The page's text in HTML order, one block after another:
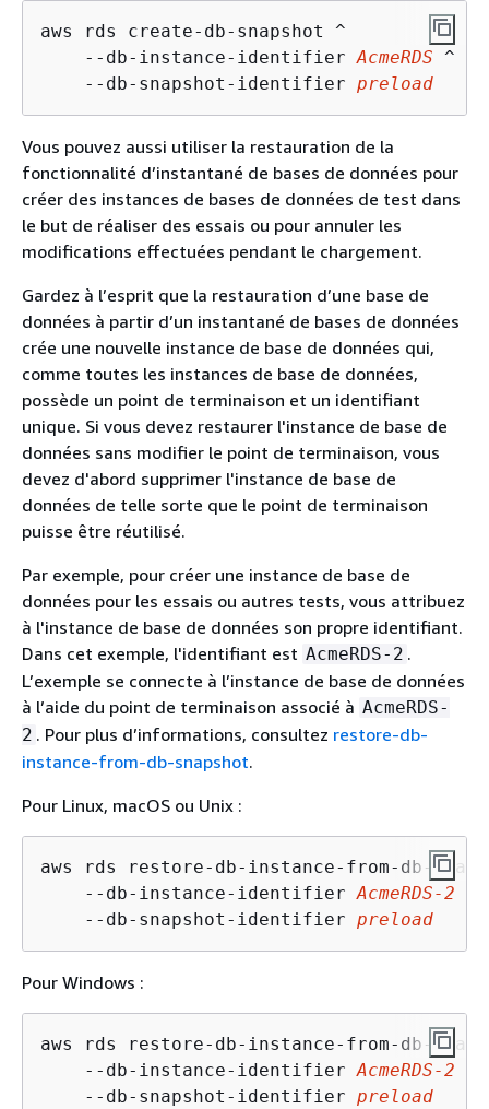
aws rds create-db-snapshot ^
    --db-instance-identifier
AcmeRDS ^
    --db-snapshot-identifier
preload
Vous pouvez aussi utiliser la restauration de la
fonctionnalité d’instantané de bases de données pour
créer des instances de bases de données de test dans
le but de réaliser des essais ou pour annuler les
modifications effectuées pendant le chargement.
Gardez à l’esprit que la restauration d’une base de
données à partir d’un instantané de bases de données
crée une nouvelle instance de base de données qui,
comme toutes les instances de base de données,
possède un point de terminaison et un identifiant
unique. Si vous devez restaurer l'instance de base de
données sans modifier le point de terminaison, vous
devez d'abord supprimer l'instance de base de
données de telle sorte que le point de terminaison
puisse être réutilisé.
Par exemple, pour créer une instance de base de
données pour les essais ou autres tests, vous attribuez
à l'instance de base de données son propre identifiant.
Dans cet exemple, l'identifiant est AcmeRDS-2 .
L’exemple se connecte à l’instance de base de données
à l’aide du point de terminaison associé à AcmeRDS-
2 . Pour plus d’informations, consultez restore-db-
instance-from-db-snapshot.
Pour Linux, macOS ou Unix :
aws rds restore-db-instance-from-db-
    --db-instance-identifier
AcmeRDS-2
    --db-snapshot-identifier
preload
Pour Windows :
aws rds restore-db-instance-from-db-
    --db-instance-identifier
AcmeRDS-2
    --db-snapshot-identifier
preload